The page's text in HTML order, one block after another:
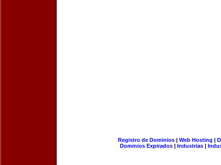
Registro de Dominios| Web Hosting |
Dominios Expirados | Industrias |